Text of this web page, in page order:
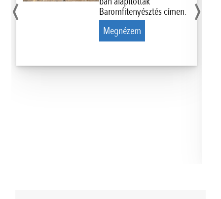
Baromfitenyésztés címen.
Megnézem